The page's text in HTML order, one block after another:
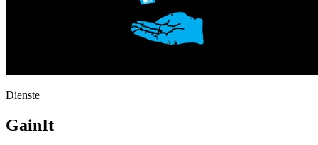
Dienste
GainIt